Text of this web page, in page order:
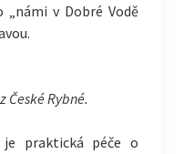
v Dobré Vodě
České Rybné.
praktická péče o